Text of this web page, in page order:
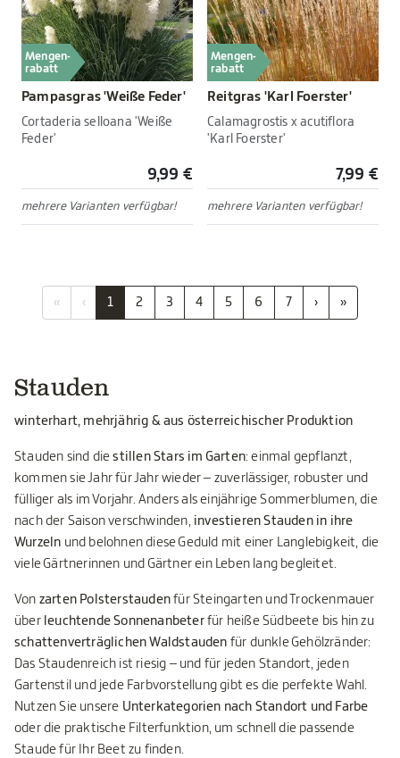
Mengen-
rabatt
Pampasgras 'Weiße Feder'
Cortaderia selloana 'Weiße
Feder'
9,99 €
mehrere Varianten verfügbar!
Mengen-
rabatt
Reitgras 'Karl Foerster'
Calamagrostis x acutiflora
'Karl Foerster'
7,99 €
mehrere Varianten verfügbar!
« ‹ 1 2 3 4 5 6 7 › »
Stauden
winterhart, mehrjährig & aus österreichischer Produktion
Stauden sind diestillen Stars im Garten: einmal gepflanzt,
kommen sie Jahr für Jahr wieder – zuverlässiger, robuster und
fülliger als im Vorjahr. Anders als einjährige Sommerblumen, die
nach der Saison verschwinden, investieren Stauden in ihre
Wurzeln und belohnen diese Geduld mit einer Langlebigkeit, die
viele Gärtnerinnen und Gärtner ein Leben lang begleitet.
Von zarten Polsterstaudenfür Steingarten und Trockenmauer
über leuchtende Sonnenanbeterfür heiße Südbeete bis hin zu
schattenverträglichen Waldstauden für dunkle Gehölzränder:
Das Staudenreich ist riesig – und für jeden Standort, jeden
Gartenstil und jede Farbvorstellung gibt es die perfekte Wahl.
Nutzen Sie unsere Unterkategorien nach Standort und Farbe
oder die praktische Filterfunktion, um schnell die passende
Staude für Ihr Beet zu finden.